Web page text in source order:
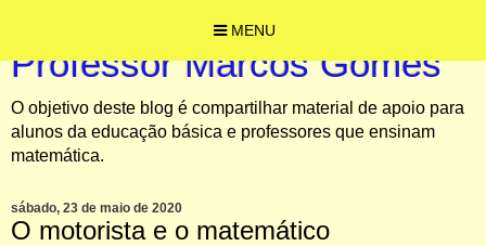
MENU
Professor Marcos Gomes
O objetivo deste blog é compartilhar material de apoio para
alunos da educação básica e professores que ensinam
matemática.
sábado, 23 de maio de 2020
O motorista e o matemático